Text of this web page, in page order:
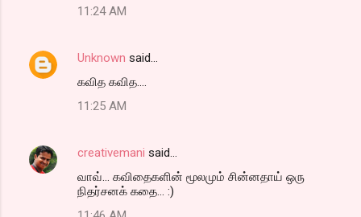
11:24 AM
Unknown said…
கவித கவித....
11:25 AM
creativemani said…
வாவ்... கவிதைகளின் மூலமும் சின்னதாய் ஒரு
நிதர்சனக் கதை... :)